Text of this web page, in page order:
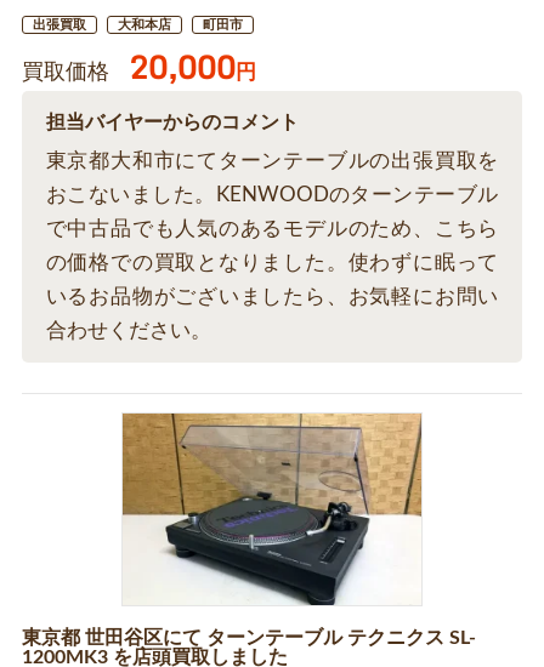
出張買取 大和本店 町田市
買取価格 20,000円
担当バイヤーからのコメント
東京都大和市にてターンテーブルの出張買取を
おこないました。KENWOODのターンテーブル
で中古品でも人気のあるモデルのため、こちら
の価格での買取となりました。使わずに眠って
いるお品物がございましたら、お気軽にお問い
合わせください。
東京都 世田谷区にて ターンテーブル テクニクス SL-
1200MK3 を店頭買取しました